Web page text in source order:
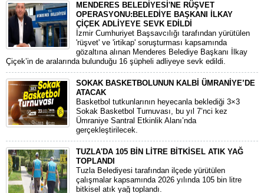
MENDERES BELEDİYESİ'NE RÜŞVET
OPERASYONU:BELEDİYE BAŞKANI İLKAY
ÇİÇEK ADLİYEYE SEVK EDİLDİ
​İzmir Cumhuriyet Başsavcılığı tarafından yürütülen
'rüşvet' ve 'irtikap' soruşturması kapsamında
gözaltına alınan Menderes Belediye Başkanı İlkay
Çiçek’in de aralarında bulunduğu 16 şüpheli adliyeye sevk edildi.
SOKAK BASKETBOLUNUN KALBİ ÜMRANİYE’DE
ATACAK
Basketbol tutkunlarının heyecanla beklediği 3×3
Sokak Basketbol Turnuvası, bu yıl 7’nci kez
Ümraniye Santral Etkinlik Alanı’nda
gerçekleştirilecek.
TUZLA'DA 105 BİN LİTRE BİTKİSEL ATIK YAĞ
TOPLANDI
Tuzla Belediyesi tarafından ilçede yürütülen
çalışmalar kapsamında 2026 yılında 105 bin litre
bitkisel atık yağ toplandı.